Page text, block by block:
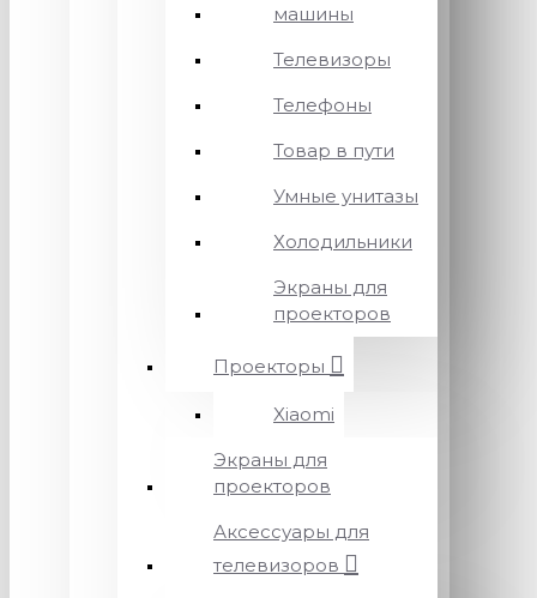
машины
Телевизоры
Телефоны
Товар в пути
Умные унитазы
Холодильники
Экраны для
проекторов
Проекторы
Xiaomi
Экраны для
проекторов
Аксессуары для
телевизоров